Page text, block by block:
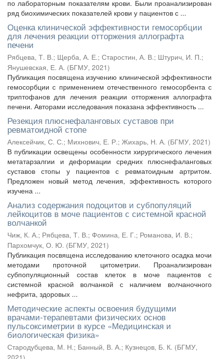
по лабораторным показателям крови. Были проанализирован
ряд биохимических показателей крови у пациентов с ...
Оценка клинической эффективности гемосорбции
для лечения реакции отторжения аллографта
печени
Рябцева, Т. В.; Щерба, А. Е.; Старостин, А. В.; Штурич, И. П.;
Янушевская, Е. А. (БГМУ, 2021)
Публикация посвящена изучению клинической эффективности
гемосорбции с применением отечественного гемосорбента с
триптофанов для лечения реакции отторжения аллографта
печени. Авторами исследования показана эффективность ...
Резекция плюснефаланговых суставов при
ревматоидной стопе
Алексейчик, С. С.; Михнович, Е. Р.; Жихарь, Н. А. (БГМУ, 2021)
В публикации освещены особенности хирургического лечения
метатарзалгии и деформации средних плюснефаланговых
суставов стопы у пациентов с ревматоидным артритом.
Предложен новый метод лечения, эффективность которого
изучена ...
Анализ содержания подоцитов и субпопуляций
лейкоцитов в моче пациентов с системной красной
волчанкой
Чиж, К. А.; Рябцева, Т. В.; Фомина, Е. Г.; Романова, И. В.;
Пархомчук, О. Ю. (БГМУ, 2021)
Публикация посвящена исследованию клеточного осадка мочи
методами проточной цитометрии. Проанализирован
субпопуляционный состав клеток в моче пациентов с
системной красной волчанкой с наличием волчаночного
нефрита, здоровых ...
Методические аспекты освоения будущими
врачами-терапевтами физических основ
пульсоксиметрии в курсе «Медицинская и
биологическая физика»
Стародубцева, М. Н.; Банный, В. А.; Кузнецов, Б. К. (БГМУ,